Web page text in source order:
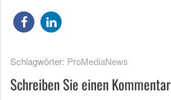
Schlagwörter: ProMediaNews
Schreiben Sie einen Kommentar